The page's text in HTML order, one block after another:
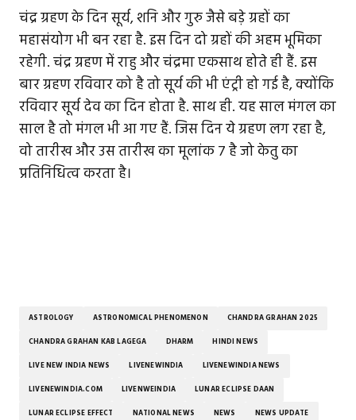
चंद्र ग्रहण के दिन सूर्य, शनि और गुरु जैसे बड़े ग्रहों का
महासंयोग भी बन रहा है. इस दिन दो ग्रहों की अहम भूमिका
रहेगी. चंद्र ग्रहण में राहु और चंद्रमा एकसाथ होते ही हैं. इस
बार ग्रहण रविवार को है तो सूर्य की भी एंट्री हो गई है, क्योंकि
रविवार सूर्य देव का दिन होता है. साथ ही. यह साल मंगल का
साल है तो मंगल भी आ गए हैं. जिस दिन ये ग्रहण लग रहा है,
वो तारीख और उस तारीख का मूलांक 7 है जो केतु का
प्रतिनिधित्व करता है।
ASTROLOGY ASTRONOMICAL PHENOMENON CHANDRA GRAHAN 2025
CHANDRA GRAHAN KAB LAGEGA DHARM HINDI NEWS
LIVE NEW INDIA NEWS LIVENEWINDIA LIVENEWINDIA NEWS
LIVENEWINDIA.COM LIVENWEINDIA LUNAR ECLIPSE DAAN
LUNAR ECLIPSE EFFECT NATIONAL NEWS NEWS NEWS UPDATE